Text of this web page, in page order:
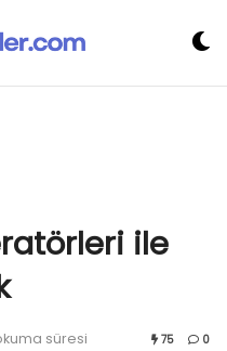
ile
süresi 75 0